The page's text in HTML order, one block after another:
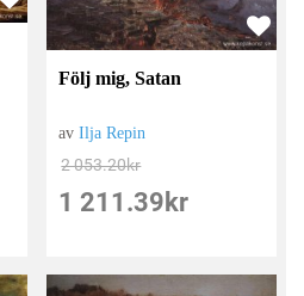
Följ mig, Satan
avIlja Repin
2 053.20kr
1 211.39 kr